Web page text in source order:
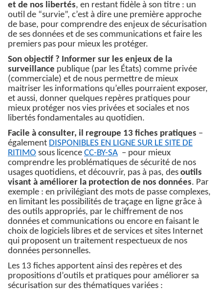
et de nos libertés, en restant fidèle à son titre : un
outil de “survie”, c’est à dire une première approche
de base, pour comprendre des enjeux de sécurisation
de ses données et de ses communications et faire les
premiers pas pour mieux les protéger.
Son objectif ? Informer sur les enjeux de la
surveillance publique (par les États) comme privée
(commerciale) et de nous permettre de mieux
maitriser les informations qu’elles pourraient exposer,
et aussi, donner quelques repères pratiques pour
mieux protéger nos vies privées et sociales et nos
libertés fondamentales au quotidien.
Facile à consulter, il regroupe 13 fiches pratiques –
également DISPONIBLES EN LIGNE SUR LE SITE DE
RITIMO sous licence CC-BY-SA – pour mieux
comprendre les problématiques de sécurité de nos
usages quotidiens, et découvrir, pas à pas, des outils
visant à améliorer la protection de nos données. Par
exemple : en privilégiant des mots de passe complexes,
en limitant les possibilités de traçage en ligne grâce à
des outils appropriés, par le chiffrement de nos
données et communications ou encore en faisant le
choix de logiciels libres et de services et sites Internet
qui proposent un traitement respectueux de nos
données personnelles.
Les 13 fiches apportent ainsi des repères et des
propositions d’outils et pratiques pour améliorer sa
sécurisation sur des thématiques variées :